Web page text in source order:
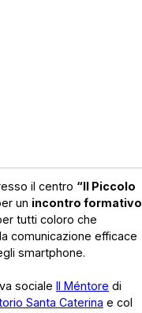
il centro “Il Piccolo
un incontro formativo
tutti coloro che
comunicazione efficace
smartphone.
sociale Il Méntore di
Santa Caterina e col